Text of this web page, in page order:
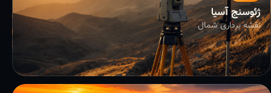
ژئوسنج آسیا
نقشه برداری شمال